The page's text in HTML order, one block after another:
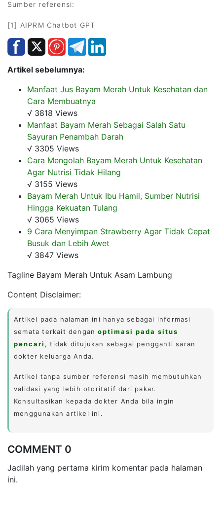
Sumber referensi:
[1] AIPRM Chatbot GPT
Artikel sebelumnya:
Manfaat Jus Bayam Merah Untuk Kesehatan dan
Cara Membuatnya
√ 3818 Views
Manfaat Bayam Merah Sebagai Salah Satu
Sayuran Penambah Darah
√ 3305 Views
Cara Mengolah Bayam Merah Untuk Kesehatan
Agar Nutrisi Tidak Hilang
√ 3155 Views
Bayam Merah Untuk Ibu Hamil, Sumber Nutrisi
Hingga Kekuatan Tulang
√ 3065 Views
9 Cara Menyimpan Strawberry Agar Tidak Cepat
Busuk dan Lebih Awet
√ 3847 Views
Tagline Bayam Merah Untuk Asam Lambung
Content Disclaimer:
Artikel pada halaman ini hanya sebagai informasi
semata terkait denganoptimasi pada situs
pencari , tidak ditujukan sebagai pengganti saran
dokter keluarga Anda.
Artikel tanpa sumber referensi masih membutuhkan
validasi yang lebih otoritatif dari pakar.
Konsultasikan kepada dokter Anda bila ingin
menggunakan artikel ini.
COMMENT 0
Jadilah yang pertama kirim komentar pada halaman
ini.